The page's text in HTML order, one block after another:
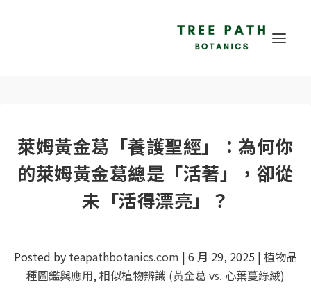
萊姆黃金葛「養護聖經」：為何你
的萊姆黃金葛總是「活著」，卻從
未「活得漂亮」？
Posted by teapathbotanics.com | 6 月 29, 2025 | 植物品
種圖鑑與應用,相似植物辨識 (黃金葛 vs. 心葉蔓綠絨)